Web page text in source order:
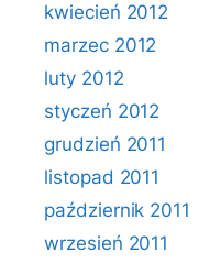
kwiecień 2012
marzec 2012
luty 2012
styczeń 2012
grudzień 2011
listopad 2011
październik 2011
wrzesień 2011